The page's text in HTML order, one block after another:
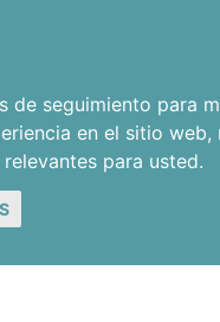
seguimiento para
en el sitio web,
para usted.